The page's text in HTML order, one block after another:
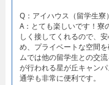
Q：アイハウス（留学生寮
A：とても楽しいです！寮
しく接してくれるので、
め、プライベートな空間
ムでは他の留学生との交
が行われる星が丘キャン
通学も非常に便利です。